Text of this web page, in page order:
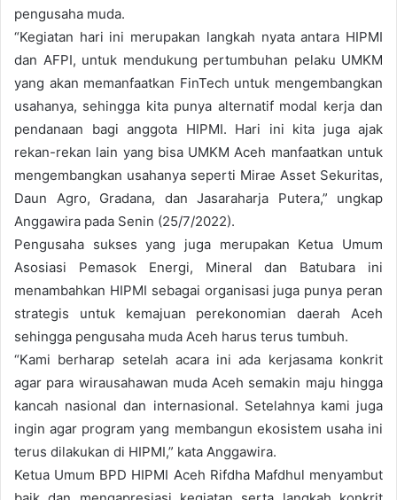
pengusaha muda.
“Kegiatan hari ini merupakan langkah nyata antara HIPMI
dan AFPI, untuk mendukung pertumbuhan pelaku UMKM
yang akan memanfaatkan FinTech untuk mengembangkan
usahanya, sehingga kita punya alternatif modal kerja dan
pendanaan bagi anggota HIPMI. Hari ini kita juga ajak
rekan-rekan lain yang bisa UMKM Aceh manfaatkan untuk
mengembangkan usahanya seperti Mirae Asset Sekuritas,
Daun Agro, Gradana, dan Jasaraharja Putera,” ungkap
Anggawira pada Senin (25/7/2022).
Pengusaha sukses yang juga merupakan Ketua Umum
Asosiasi Pemasok Energi, Mineral dan Batubara ini
menambahkan HIPMI sebagai organisasi juga punya peran
strategis untuk kemajuan perekonomian daerah Aceh
sehingga pengusaha muda Aceh harus terus tumbuh.
“Kami berharap setelah acara ini ada kerjasama konkrit
agar para wirausahawan muda Aceh semakin maju hingga
kancah nasional dan internasional. Setelahnya kami juga
ingin agar program yang membangun ekosistem usaha ini
terus dilakukan di HIPMI,” kata Anggawira.
Ketua Umum BPD HIPMI Aceh Rifdha Mafdhul menyambut